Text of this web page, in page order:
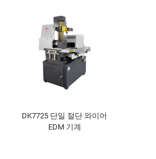
DK7725 단일 절단 와이어
EDM 기계